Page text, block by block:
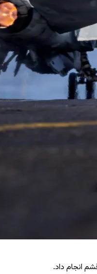
انجام داد.